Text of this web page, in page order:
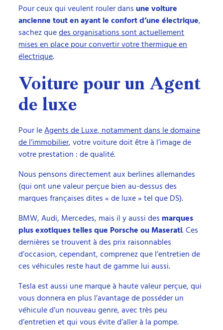
Pour ceux qui veulent rouler dansune voiture
ancienne tout en ayant le confort d’une électrique,
sachez quedes organisations sont actuellement
mises en place pour convertir votre thermique en
électrique.
Voiture pour un Agent
de luxe
Pour leAgents de Luxe, notamment dans le domaine
de l’immobilier, votre voiture doit être à l’image de
votre prestation : de qualité.
Nous pensons directement aux berlines allemandes
(qui ont une valeur perçue bien au-dessus des
marques françaises dites « de luxe » tel que DS).
BMW, Audi, Mercedes, mais il y aussi des marques
plus exotiques telles que Porsche ou Maserati. Ces
dernières se trouvent à des prix raisonnables
d’occasion, cependant, comprenez que l’entretien de
ces véhicules reste haut de gamme lui aussi.
Tesla est aussi une marque à haute valeur perçue, qui
vous donnera en plus l’avantage de posséder un
véhicule d’un nouveau genre, avec très peu
d’entretien et qui vous évite d’aller à la pompe.